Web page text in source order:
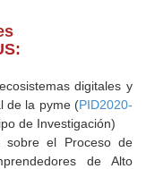
digitales y
de la pyme (PID2020-
de Investigación)
sobre el Proceso de
de Alto